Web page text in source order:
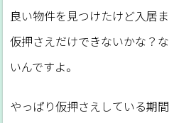
良い物件を見つけたけど入居
仮押さえだけできないかな？
いんですよ。
やっぱり仮押さえしている期